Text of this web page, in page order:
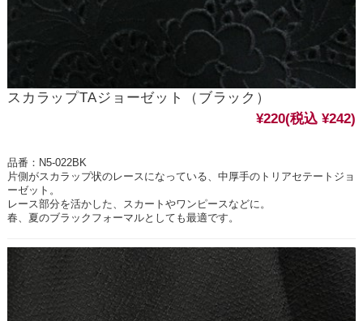
スカラップTAジョーゼット（ブラック）
¥220(税込 ¥242)
品番：N5-022BK
片側がスカラップ状のレースになっている、中厚手のトリアセテートジョ
ーゼット。
レース部分を活かした、スカートやワンピースなどに。
春、夏のブラックフォーマルとしても最適です。